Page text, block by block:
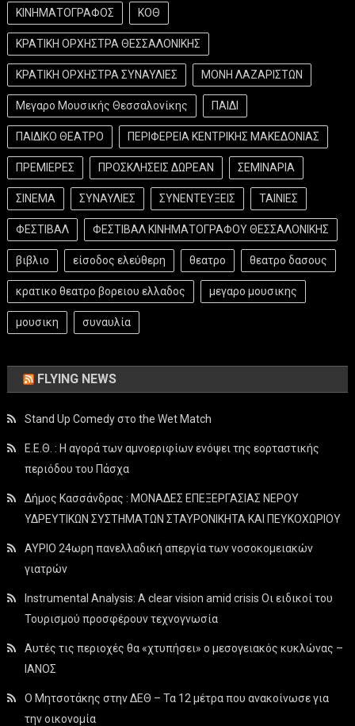
ΚΙΝΗΜΑΤΟΓΡΑΦΟΣ ΚΟΘ
ΚΡΑΤΙΚΗ ΟΡΧΗΣΤΡΑ ΘΕΣΣΑΛΟΝΙΚΗΣ
ΚΡΑΤΙΚΗ ΟΡΧΗΣΤΡΑ ΣΥΝΑΥΛΙΕΣ ΜΟΝΗ ΛΑΖΑΡΙΣΤΩΝ
Μεγαρο Μουσικής Θεσσαλονίκης ΠΑΙΔΙ
ΠΑΙΔΙΚΟ ΘΕΑΤΡΟ ΠΕΡΙΦΕΡΕΙΑ ΚΕΝΤΡΙΚΗΣ ΜΑΚΕΔΟΝΙΑΣ
ΠΡΕΜΙΕΡΕΣ ΠΡΟΣΚΛΗΣΕΙΣ ΔΩΡΕΑΝ ΣΕΜΙΝΑΡΙΑ
ΣΙΝΕΜΑ ΣΥΝΑΥΛΙΕΣ ΣΥΝΕΝΤΕΥΞΕΙΣ ΤΑΙΝΙΕΣ
ΦΕΣΤΙΒΑΛ ΦΕΣΤΙΒΑΛ ΚΙΝΗΜΑΤΟΓΡΑΦΟΥ ΘΕΣΣΑΛΟΝΙΚΗΣ
βιβλιο είσοδος ελεύθερη θεατρο θεατρο δασους
κρατικο θεατρο βορειου ελλαδος μεγαρο μουσικης
μουσικη συναυλία
FLYING NEWS
Stand Up Comedy στο the Wet Match
Ε.Ε.Θ. : Η αγορά των αμνοεριφίων ενόψει της εορταστικής
περιόδου του Πάσχα
Δήμος Κασσάνδρας : ΜΟΝΑΔΕΣ ΕΠΕΞΕΡΓΑΣΙΑΣ ΝΕΡΟΥ
ΥΔΡΕΥΤΙΚΩΝ ΣΥΣΤΗΜΑΤΩΝ ΣΤΑΥΡΟΝΙΚΗΤΑ ΚΑΙ ΠΕΥΚΟΧΩΡΙΟΥ
ΑΥΡΙΟ 24ωρη πανελλαδική απεργία των νοσοκομειακών
γιατρών
Instrumental Analysis: A clear vision amid crisis Οι ειδικοί του
Τουρισμού προσφέρουν τεχνογνωσία
Αυτές τις περιοχές θα «χτυπήσει» ο μεσογειακός κυκλώνας –
ΙΑΝΟΣ
Ο Μητσοτάκης στην ΔΕΘ – Τα 12 μέτρα που ανακοίνωσε για
την οικονομία